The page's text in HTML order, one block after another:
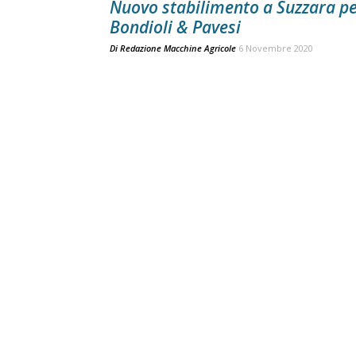
Nuovo stabilimento a Suzzara
Bondioli & Pavesi
Di Redazione Macchine Agricole 6 Novembre 2020